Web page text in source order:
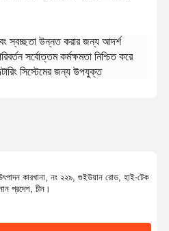
স্বচ্ছতা উন্নত করার জন্য আদর্শ
সর্বোত্তম কর্মক্ষমতা নিশ্চিত করে
সিস্টেমের জন্য উপযুক্ত
উৎপাদন কারখানা, নং ২২৯, গুইউয়ান রোড, হাই-টেক
প্রদেশ, চীন।